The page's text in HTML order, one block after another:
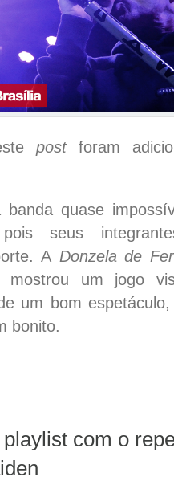
post foram
banda quase
seus
A Donzela de
mostrou um jogo
um bom
bonito.
com o